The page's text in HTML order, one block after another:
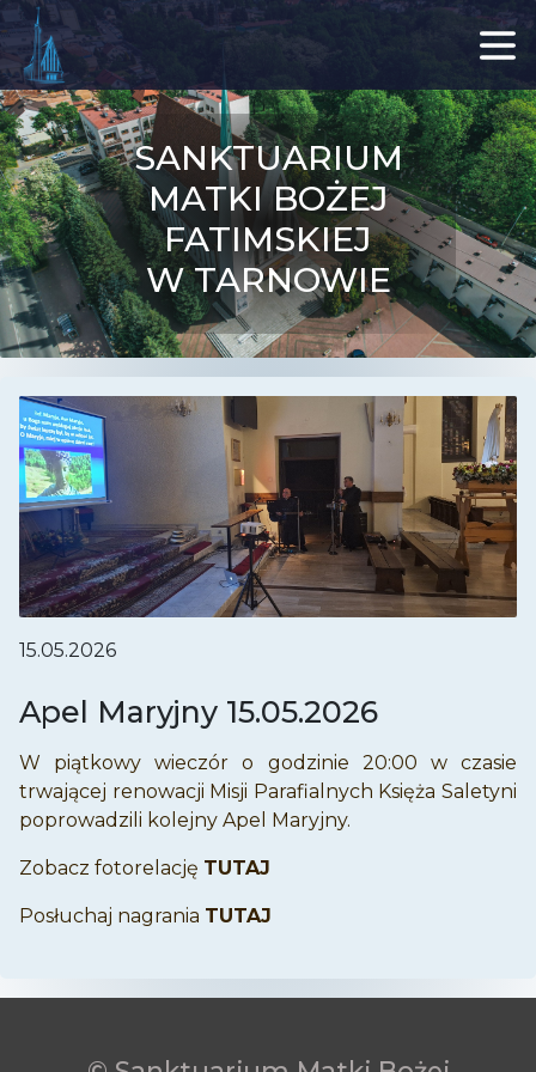
SANKTUARIUM
MATKI BOŻEJ
FATIMSKIEJ
W TARNOWIE
15.05.2026
Apel Maryjny 15.05.2026
W piątkowy wieczór o godzinie 20:00 w czasie
trwającej renowacji Misji Parafialnych Księża Saletyni
poprowadzili kolejny Apel Maryjny.
Zobacz fotorelację TUTAJ
Posłuchaj nagrania TUTAJ